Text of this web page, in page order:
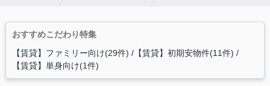
おすすめこだわり特集
【賃貸】ファミリー向け(29件) 【賃貸】初期安物件(11件)
【賃貸】単身向け(1件)